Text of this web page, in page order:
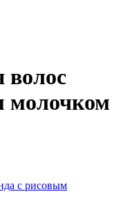
молочком